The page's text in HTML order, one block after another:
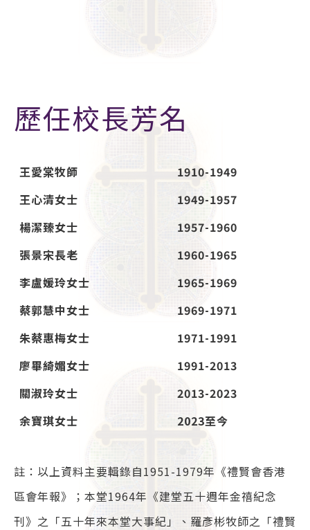
歷任校長芳名
王愛棠牧師
1910-1949
王心清女士
1949-1957
楊潔臻女士
1957-1960
張景宋長老
1960-1965
李盧媛玲女士
1965-1969
蔡郭慧中女士
1969-1971
朱蔡惠梅女士
1971-1991
廖畢綺媚女士
1991-2013
關淑玲女士
2013-2023
余寶琪女士
2023至今
註：以上資料主要輯錄自1951-1979年《禮賢會香港
區會年報》；本堂1964年《建堂五十週年金禧紀念
刊》之「五十年來本堂大事紀」、羅彥彬牧師之「禮賢